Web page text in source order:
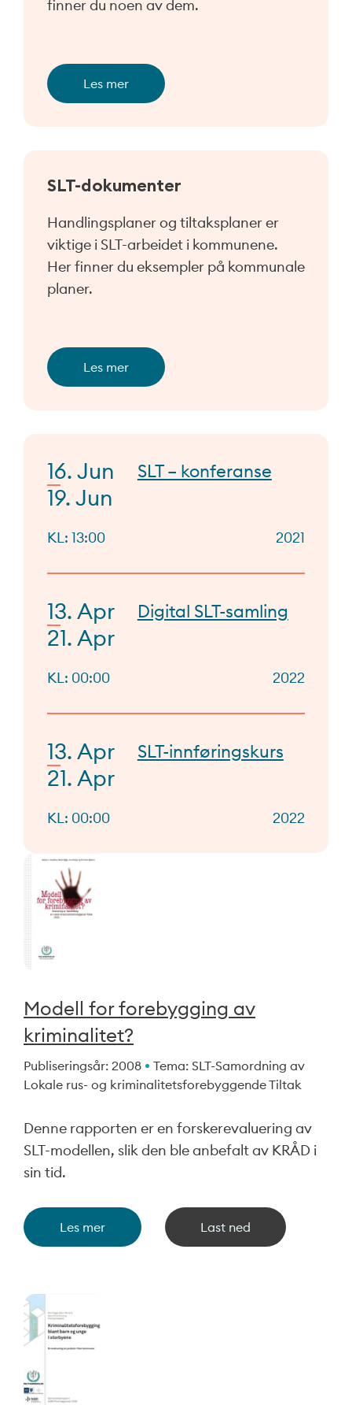
finner du noen av dem.
Les mer
SLT-dokumenter
Handlingsplaner og tiltaksplaner er
viktige i SLT-arbeidet i kommunene.
Her finner du eksempler på kommunale
planer.
Les mer
16. Jun
19. Jun
SLT – konferanse
KL: 13:00 2021
13. Apr
21. Apr
Digital SLT-samling
KL: 00:00 2022
13. Apr
21. Apr
SLT-innføringskurs
KL: 00:00 2022
Modell for forebygging av
kriminalitet?
Publiseringsår: 2008
Tema: SLT-Samordning av
Lokale rus- og kriminalitetsforebyggende Tiltak
Denne rapporten er en forskerevaluering av
SLT-modellen, slik den ble anbefalt av KRÅD i
sin tid.
Les mer Last ned